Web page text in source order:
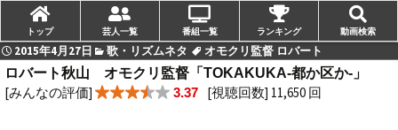
2015年4月27日 歌・リズムネタ
オモクリ監督 ロバート
ロバート秋山 オモクリ監督「TOKAKUKA-都か区か-」
[みんなの評価] 3.37 [視聴回数] 11,650 回
トップ 芸人一覧 番組一覧 ランキング 動画検索